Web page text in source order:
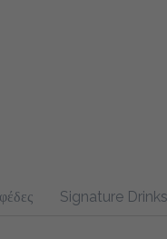
Signature Drinks